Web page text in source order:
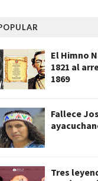
El Himno
1821 al
1869
Fallece
Tres